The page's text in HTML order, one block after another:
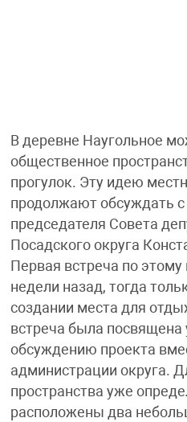
В деревне Наугольное
общественное
прогулок. Эту идею
продолжают обсуждать
председателя Совета
Посадского округа
Первая встреча по
недели назад, тогда
создании места для
встреча была
обсуждению проекта
администрации округа.
пространства уже
расположены два